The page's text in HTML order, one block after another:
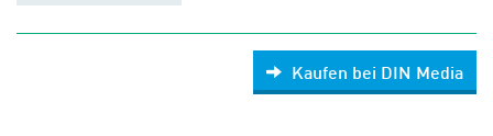
Kaufen bei DIN Media